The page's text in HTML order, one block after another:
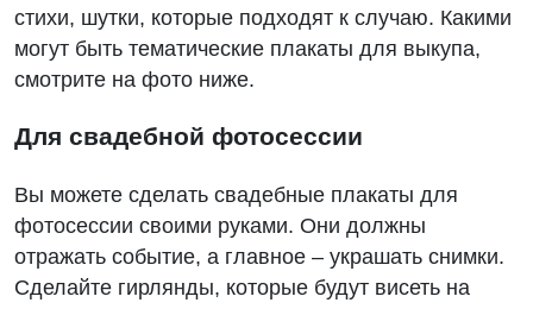
стихи, шутки, которые подходят к случаю. Какими
могут быть тематические плакаты для выкупа,
смотрите на фото ниже.
Для свадебной фотосессии
Вы можете сделать свадебные плакаты для
фотосессии своими руками. Они должны
отражать событие, а главное – украшать снимки.
Сделайте гирлянды, которые будут висеть на